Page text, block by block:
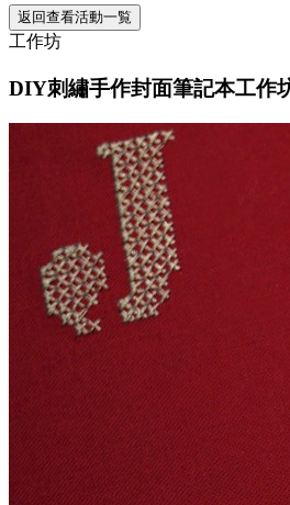
返回查看活動一覧
工作坊
DIY刺繡手作封面筆記本工作